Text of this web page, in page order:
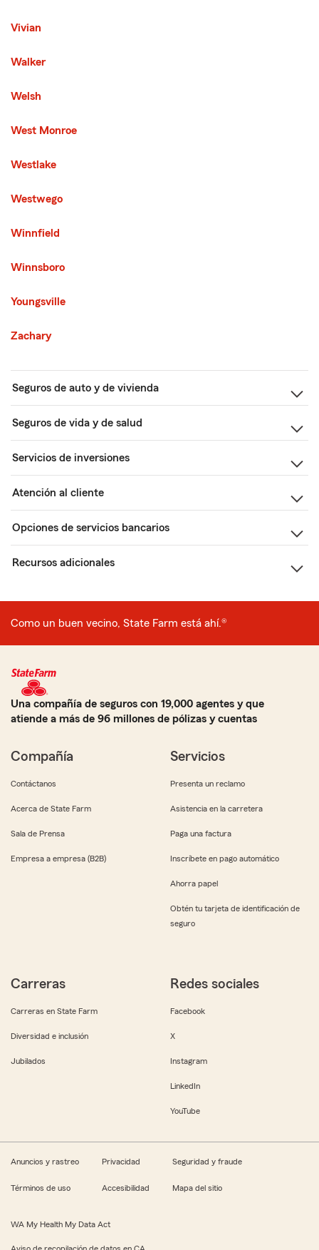
Vivian
Walker
Welsh
West Monroe
Westlake
Westwego
Winnfield
Winnsboro
Youngsville
Zachary
Seguros de auto y de vivienda
Seguros de vida y de salud
Servicios de inversiones
Atención al cliente
Opciones de servicios bancarios
Recursos adicionales
Como un buen vecino, State Farm está ahí.®
Una compañía de seguros con 19,000 agentes y que
atiende a más de 96 millones de pólizas y cuentas
Compañía
Contáctanos
Acerca de State Farm
Sala de Prensa
Empresa a empresa (B2B)
Servicios
Presenta un reclamo
Asistencia en la carretera
Paga una factura
Inscríbete en pago automático
Ahorra papel
Obtén tu tarjeta de identificación de
seguro
Carreras
Carreras en State Farm
Diversidad e inclusión
Jubilados
Redes sociales
Facebook
X
Instagram
LinkedIn
YouTube
Anuncios y rastreo Privacidad Seguridad y fraude
Términos de uso Accesibilidad Mapa del sitio
WA My Health My Data Act
Aviso de recopilación de datos en CA